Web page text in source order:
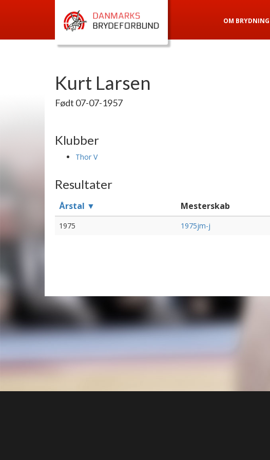
OM BRYDNING
Kurt Larsen
Født 07-07-1957
Klubber
Thor V
Resultater
Årstal ▼ Mesterskab
1975 1975jm-j